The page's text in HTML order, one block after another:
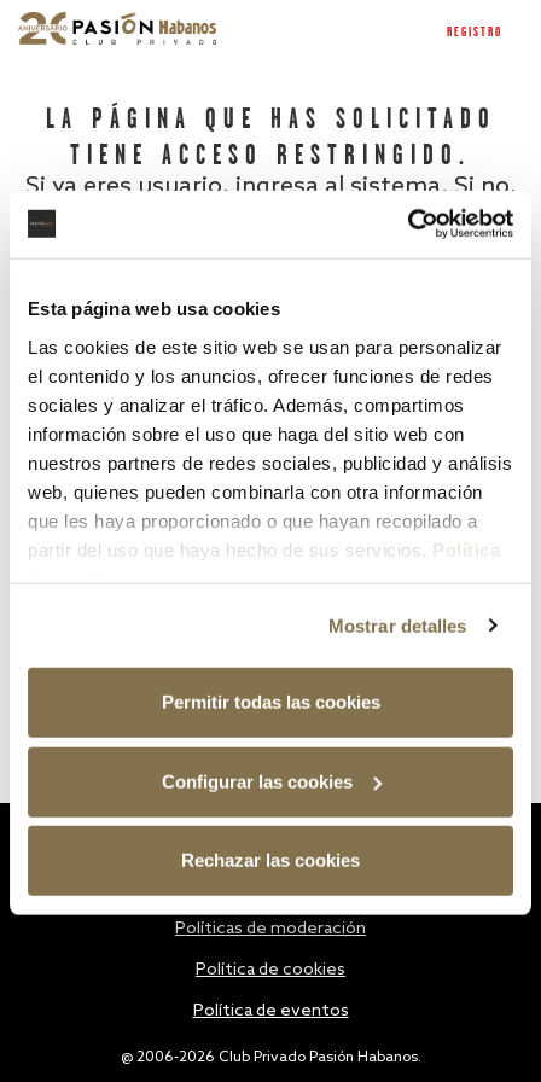
Esta página web usa cookies
Las cookies de este sitio web se usan para personalizar
el contenido y los anuncios, ofrecer funciones de redes
sociales y analizar el tráfico. Además, compartimos
información sobre el uso que haga del sitio web con
nuestros partners de redes sociales, publicidad y análisis
web, quienes pueden combinarla con otra información
que les haya proporcionado o que hayan recopilado a
partir del uso que haya hecho de sus servicios. Política
Mostrar detalles
Permitir todas las cookies
Configurar las cookies
Rechazar las cookies
REGISTRO
LA PÁGINA QUE HAS SOLICITADO
TIENE ACCESO RESTRINGIDO.
Si ya eres usuario, ingresa al sistema. Si no,
¿Has olvidado tu contraseña?
@ 2006-2026 Club Privado Pasión Habanos.
Políticas de moderación
Política de cookies
Política de eventos